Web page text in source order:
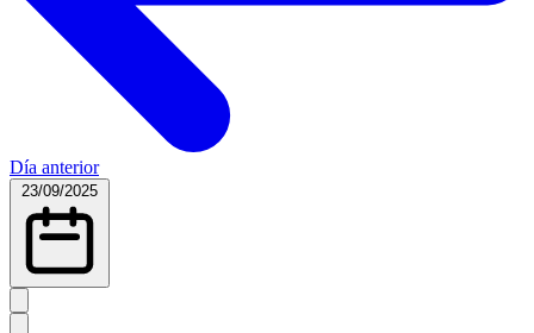
Día anterior
23/09/2025